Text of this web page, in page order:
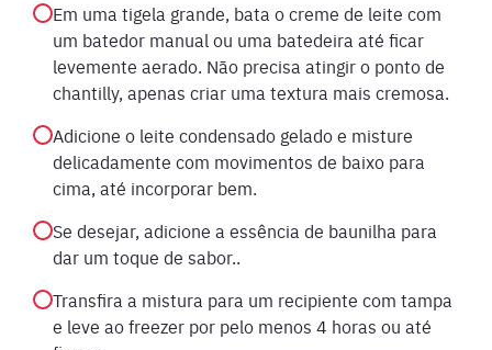
Em uma tigela grande, bata o creme de leite com
um batedor manual ou uma batedeira até ficar
levemente aerado. Não precisa atingir o ponto de
chantilly, apenas criar uma textura mais cremosa.
Adicione o leite condensado gelado e misture
delicadamente com movimentos de baixo para
cima, até incorporar bem.
Se desejar, adicione a essência de baunilha para
dar um toque de sabor..
Transfira a mistura para um recipiente com tampa
e leve ao freezer por pelo menos 4 horas ou até